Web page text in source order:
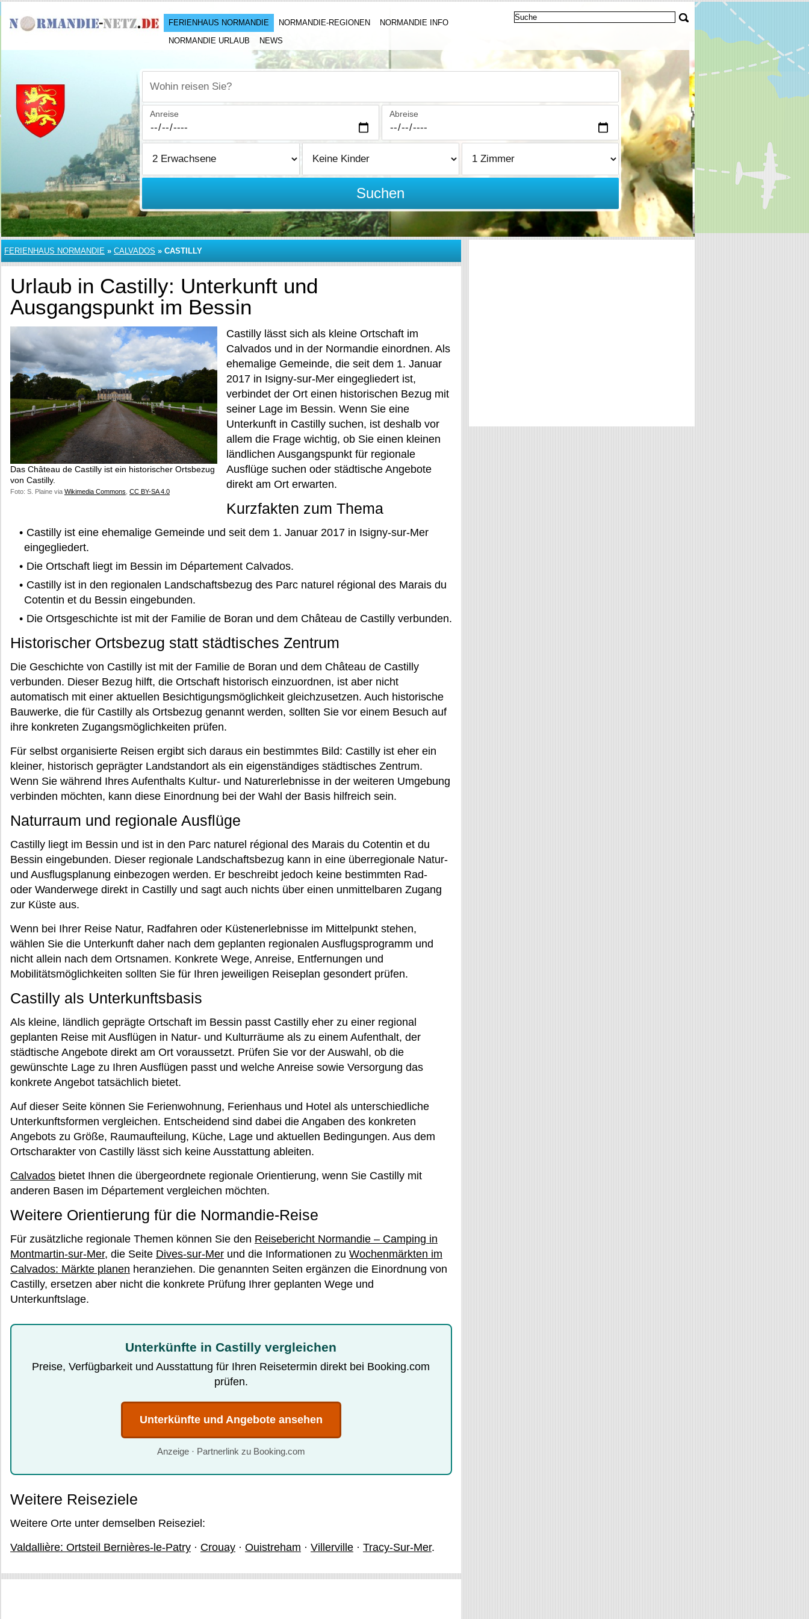
FERIENHAUS NORMANDIE NORMANDIE-REGIONEN
NORMANDIE INFO
NORMANDIE URLAUB
NEWS
Wohin reisen Sie?
Anreise Abreise
Suchen
FERIENHAUS NORMANDIE » CALVADOS » CASTILLY
Urlaub in Castilly: Unterkunft und
Ausgangspunkt im Bessin
Das Château de Castilly ist ein historischer Ortsbezug
von Castilly.
Foto: S. Plaine via Wikimedia Commons CC BY-SA 4.0
Castilly lässt sich als kleine Ortschaft im
Calvados und in der Normandie einordnen. Als
ehemalige Gemeinde, die seit dem 1. Januar
2017 in Isigny-sur-Mer eingegliedert ist,
verbindet der Ort einen historischen Bezug mit
seiner Lage im Bessin. Wenn Sie eine
Unterkunft in Castilly suchen, ist deshalb vor
allem die Frage wichtig, ob Sie einen kleinen
ländlichen Ausgangspunkt für regionale
Ausflüge suchen oder städtische Angebote
direkt am Ort erwarten.
Kurzfakten zum Thema
Castilly ist eine ehemalige Gemeinde und seit dem 1. Januar 2017 in Isigny-sur-Mer
eingegliedert.
Die Ortschaft liegt im Bessin im Département Calvados.
Castilly ist in den regionalen Landschaftsbezug des Parc naturel régional des Marais du
Cotentin et du Bessin eingebunden.
Die Ortsgeschichte ist mit der Familie de Boran und dem Château de Castilly verbunden.
Historischer Ortsbezug statt städtisches Zentrum
Die Geschichte von Castilly ist mit der Familie de Boran und dem Château de Castilly
verbunden. Dieser Bezug hilft, die Ortschaft historisch einzuordnen, ist aber nicht
automatisch mit einer aktuellen Besichtigungsmöglichkeit gleichzusetzen. Auch historische
Bauwerke, die für Castilly als Ortsbezug genannt werden, sollten Sie vor einem Besuch auf
ihre konkreten Zugangsmöglichkeiten prüfen.
Für selbst organisierte Reisen ergibt sich daraus ein bestimmtes Bild: Castilly ist eher ein
kleiner, historisch geprägter Landstandort als ein eigenständiges städtisches Zentrum.
Wenn Sie während Ihres Aufenthalts Kultur- und Naturerlebnisse in der weiteren Umgebung
verbinden möchten, kann diese Einordnung bei der Wahl der Basis hilfreich sein.
Naturraum und regionale Ausflüge
Castilly liegt im Bessin und ist in den Parc naturel régional des Marais du Cotentin et du
Bessin eingebunden. Dieser regionale Landschaftsbezug kann in eine überregionale Natur-
und Ausflugsplanung einbezogen werden. Er beschreibt jedoch keine bestimmten Rad-
oder Wanderwege direkt in Castilly und sagt auch nichts über einen unmittelbaren Zugang
zur Küste aus.
Wenn bei Ihrer Reise Natur, Radfahren oder Küstenerlebnisse im Mittelpunkt stehen,
wählen Sie die Unterkunft daher nach dem geplanten regionalen Ausflugsprogramm und
nicht allein nach dem Ortsnamen. Konkrete Wege, Anreise, Entfernungen und
Mobilitätsmöglichkeiten sollten Sie für Ihren jeweiligen Reiseplan gesondert prüfen.
Castilly als Unterkunftsbasis
Als kleine, ländlich geprägte Ortschaft im Bessin passt Castilly eher zu einer regional
geplanten Reise mit Ausflügen in Natur- und Kulturräume als zu einem Aufenthalt, der
städtische Angebote direkt am Ort voraussetzt. Prüfen Sie vor der Auswahl, ob die
gewünschte Lage zu Ihren Ausflügen passt und welche Anreise sowie Versorgung das
konkrete Angebot tatsächlich bietet.
Auf dieser Seite können Sie Ferienwohnung, Ferienhaus und Hotel als unterschiedliche
Unterkunftsformen vergleichen. Entscheidend sind dabei die Angaben des konkreten
Angebots zu Größe, Raumaufteilung, Küche, Lage und aktuellen Bedingungen. Aus dem
Ortscharakter von Castilly lässt sich keine Ausstattung ableiten.
Calvados bietet Ihnen die übergeordnete regionale Orientierung, wenn Sie Castilly mit
anderen Basen im Département vergleichen möchten.
Weitere Orientierung für die Normandie-Reise
Für zusätzliche regionale Themen können Sie den Reisebericht Normandie – Camping in
Montmartin-sur-Mer, die Seite Dives-sur-Mer und die Informationen zu Wochenmärkten im
Calvados: Märkte planen heranziehen. Die genannten Seiten ergänzen die Einordnung von
Castilly, ersetzen aber nicht die konkrete Prüfung Ihrer geplanten Wege und
Unterkunftslage.
Unterkünfte in Castilly vergleichen
Preise, Verfügbarkeit und Ausstattung für Ihren Reisetermin direkt bei Booking.com
prüfen.
Unterkünfte und Angebote ansehen
Anzeige · Partnerlink zu Booking.com
Weitere Reiseziele
Weitere Orte unter demselben Reiseziel:
Valdallière: Ortsteil Bernières-le-Patry · Crouay · Ouistreham · Villerville · Tracy-Sur-Mer.